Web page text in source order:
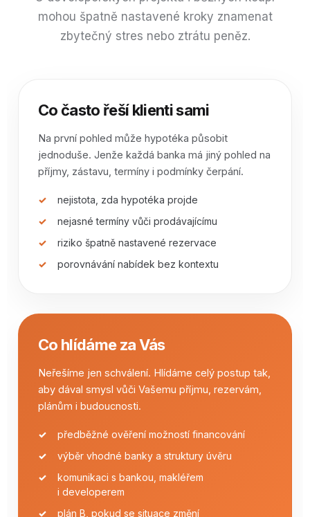
mohou špatně nastavené kroky znamenat
zbytečný stres nebo ztrátu peněz.
Co často řeší klienti sami
Na první pohled může hypotéka působit
jednoduše. Jenže každá banka má jiný pohled na
příjmy, zástavu, termíny i podmínky čerpání.
nejistota, zda hypotéka projde
nejasné termíny vůči prodávajícímu
riziko špatně nastavené rezervace
porovnávání nabídek bez kontextu
Co hlídáme za Vás
Neřešíme jen schválení. Hlídáme celý postup tak,
aby dával smysl vůči Vašemu příjmu, rezervám,
plánům i budoucnosti.
předběžné ověření možností financování
výběr vhodné banky a struktury úvěru
komunikaci s bankou, makléřem
i developerem
plán B, pokud se situace změní